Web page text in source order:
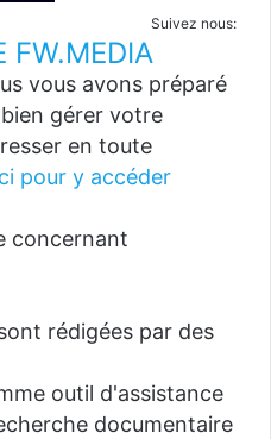
Suivez nous:
FW.MEDIA
vous avons préparé
gérer votre
en toute
pour y accéder
concernant
rédigées par des
outil d'assistance
documentaire